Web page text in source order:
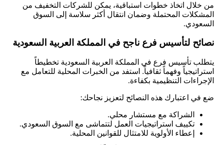
من خلال اتخاذ خطوات استباقية، يمكن للشركات التخفيف من
المشكلات المحتملة وضمان انتقال أكثر سلاسة إلى السوق
السعودي.
نصائح لتأسيس فرع ناجح في المملكة العربية السعودية
يتطلب تأسيس فرع في المملكة العربية السعودية تخطيطاً
استراتيجياً وفهماً ثقافياً. استفد من الخبرات المحلية للتعامل مع
الإجراءات التنظيمية بكفاءة.
ضع في اعتبارك هذه النصائح لتعزيز نجاحك:
الشراكة مع مستشار محلي.
تكييف استراتيجيات العمل لتتماشى مع السوق السعودي.
إعطاء الأولوية للامتثال للقوانين المحلية.